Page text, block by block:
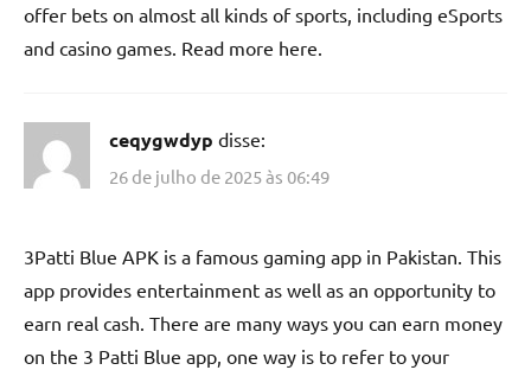
offer bets on almost all kinds of sports, including eSports
and casino games. Read more here.
ceqygwdyp disse:
26 de julho de 2025 às 06:49
3Patti Blue APK is a famous gaming app in Pakistan. This
app provides entertainment as well as an opportunity to
earn real cash. There are many ways you can earn money
on the 3 Patti Blue app, one way is to refer to your